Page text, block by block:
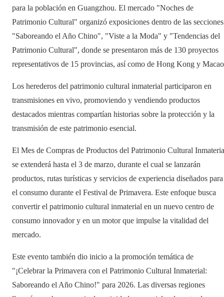
para la población en Guangzhou. El mercado "Noches de
Patrimonio Cultural" organizó exposiciones dentro de las secciones
"Saboreando el Año Chino", "Viste a la Moda" y "Tendencias del
Patrimonio Cultural", donde se presentaron más de 130 proyectos
representativos de 15 provincias, así como de Hong Kong y
Los herederos del patrimonio cultural inmaterial participaron en
transmisiones en vivo, promoviendo y vendiendo productos
destacados mientras compartían historias sobre la protección y la
transmisión de este patrimonio esencial.
El Mes de Compras de Productos del Patrimonio Cultural
se extenderá hasta el 3 de marzo, durante el cual se lanzarán
productos, rutas turísticas y servicios de experiencia diseñados para
el consumo durante el Festival de Primavera. Este enfoque busca
convertir el patrimonio cultural inmaterial en un nuevo centro de
consumo innovador y en un motor que impulse la vitalidad del
mercado.
Este evento también dio inicio a la promoción temática de
"¡Celebrar la Primavera con el Patrimonio Cultural Inmaterial:
Saboreando el Año Chino!" para 2026. Las diversas regiones